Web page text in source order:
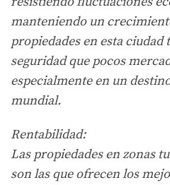
manteniendo un
propiedades en esta ciudad
seguridad que pocos
especialmente en un
mundial.
Rentabilidad:
Las propiedades en zonas
son las que ofrecen los